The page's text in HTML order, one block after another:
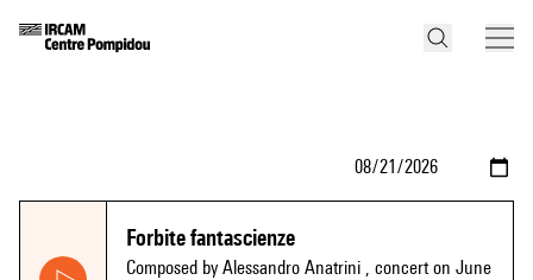
Forbite fantascienze
Composed by Alessandro Anatrini , concert on June